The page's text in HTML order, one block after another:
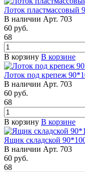
Лоток пластмассовый
В наличии Арт. 703
60 руб.
68
В корзину В корзине
Лоток под крепеж
В наличии Арт. 703
60 руб.
68
В корзину В корзине
Ящик складской
В наличии Арт. 703
60 руб.
68